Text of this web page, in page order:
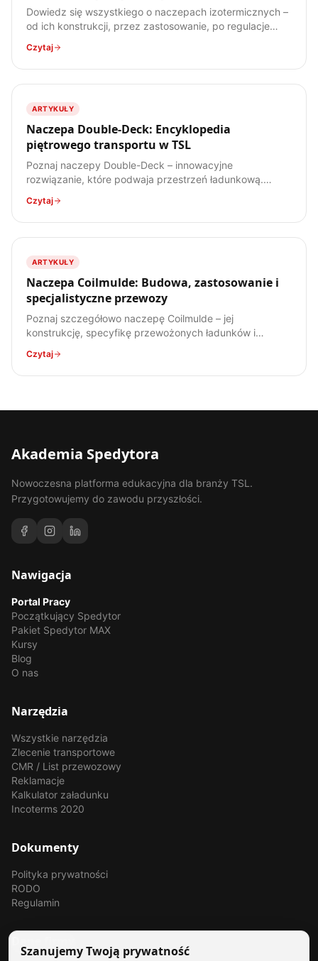
Szanujemy Twoją prywatność
Dowiedz się wszystkiego o naczepach izotermicznych –
od ich konstrukcji, przez zastosowanie, po regulacje
wrażliwych na temperaturę.
Czytaj
ARTYKUŁY
Naczepa Double-Deck: Encyklopedia
piętrowego transportu w TSL
Poznaj naczepy Double-Deck – innowacyjne
rozwiązanie, które podwaja przestrzeń ładunkową.
do jakich ładunków są najlepiej przystosowane.
Czytaj
ARTYKUŁY
Naczepa Coilmulde: Budowa, zastosowanie i
specjalistyczne przewozy
Poznaj szczegółowo naczepę Coilmulde – jej
konstrukcję, specyfikę przewożonych ładunków i
dla każdego spedytora.
Czytaj
Akademia Spedytora
Nowoczesna platforma edukacyjna dla branży TSL.
Przygotowujemy do zawodu przyszłości.
Nawigacja
Portal Pracy
Początkujący Spedytor
Pakiet Spedytor MAX
Kursy
Blog
O nas
Narzędzia
Wszystkie narzędzia
Zlecenie transportowe
CMR / List przewozowy
Reklamacje
Kalkulator załadunku
Incoterms 2020
Dokumenty
Polityka prywatności
RODO
Regulamin